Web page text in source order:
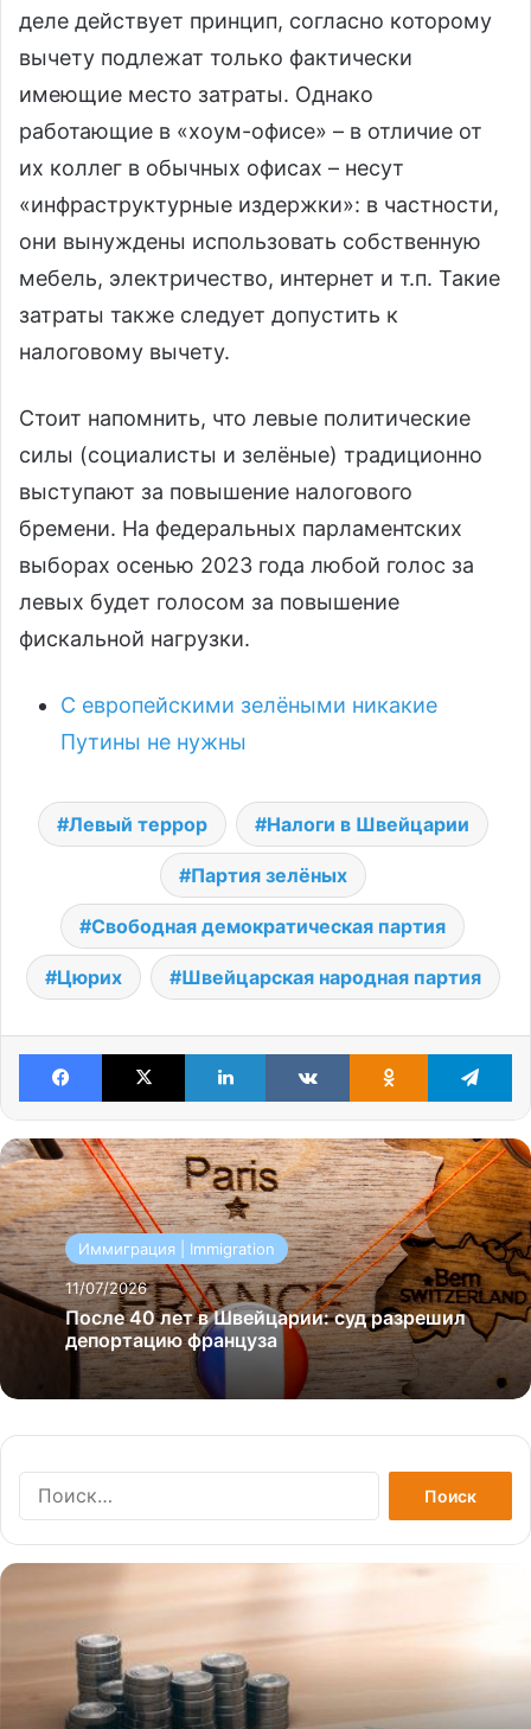
деле действует принцип, согласно которому
вычету подлежат только фактически
имеющие место затраты. Однако
работающие в «хоум-офисе» – в отличие от
их коллег в обычных офисах – несут
«инфраструктурные издержки»: в частности,
они вынуждены использовать собственную
мебель, электричество, интернет и т.п. Такие
затраты также следует допустить к
налоговому вычету.
Стоит напомнить, что левые политические
силы (социалисты и зелёные) традиционно
выступают за повышение налогового
бремени. На федеральных парламентских
выборах осенью 2023 года любой голос за
левых будет голосом за повышение
фискальной нагрузки.
С европейскими зелёными никакие
Путины не нужны
Левый террор Налоги в Швейцарии
Партия зелёных
Свободная демократическая партия
Цюрих Швейцарская народная партия
Facebook X LinkedIn VKontakteOdnoklassniki
Иммиграция | Immigration
11/07/2026
После 40 лет в Швейцарии: суд разрешил
депортацию француза